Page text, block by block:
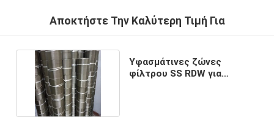
Αποκτήστε Την Καλύτερη Τιμή Για
Υφασμάτινες ζώνες
φίλτρου SS RDW για